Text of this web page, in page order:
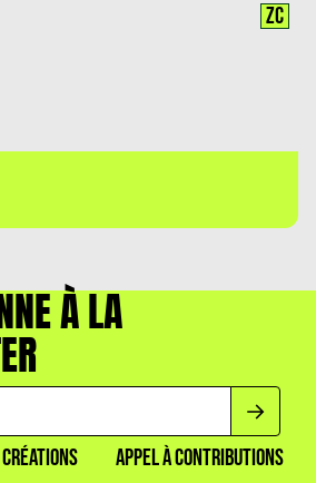
ZC
À LA
CRÉATIONS APPEL À CONTRIBUTIONS